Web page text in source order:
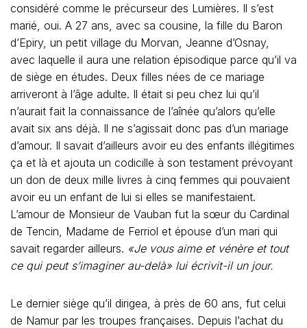
considéré comme le précurseur des Lumières. Il s’est
marié, oui. A 27 ans, avec sa cousine, la fille du Baron
d’Epiry, un petit village du Morvan, Jeanne d’Osnay,
avec laquelle il aura une relation épisodique parce qu’il va
de siège en études. Deux filles nées de ce mariage
arriveront à l’âge adulte. Il était si peu chez lui qu’il
n’aurait fait la connaissance de l’aînée qu’alors qu’elle
avait six ans déjà. Il ne s’agissait donc pas d’un mariage
d’amour. Il savait d’ailleurs avoir eu des enfants illégitimes
ça et là et ajouta un codicille à son testament prévoyant
un don de deux mille livres à cinq femmes qui pouvaient
avoir eu un enfant de lui si elles se manifestaient.
L’amour de Monsieur de Vauban fut la sœur du Cardinal
de Tencin, Madame de Ferriol et épouse d’un mari qui
savait regarder ailleurs. «Je vous aime et vénère et tout
ce qui peut s’imaginer au-delà» lui écrivit-il un jour.
Le dernier siège qu’il dirigea, à près de 60 ans, fut celui
de Namur par les troupes françaises. Depuis l’achat du